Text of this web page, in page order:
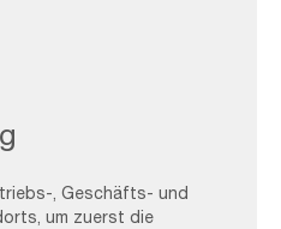
, Geschäfts- und
um zuerst die